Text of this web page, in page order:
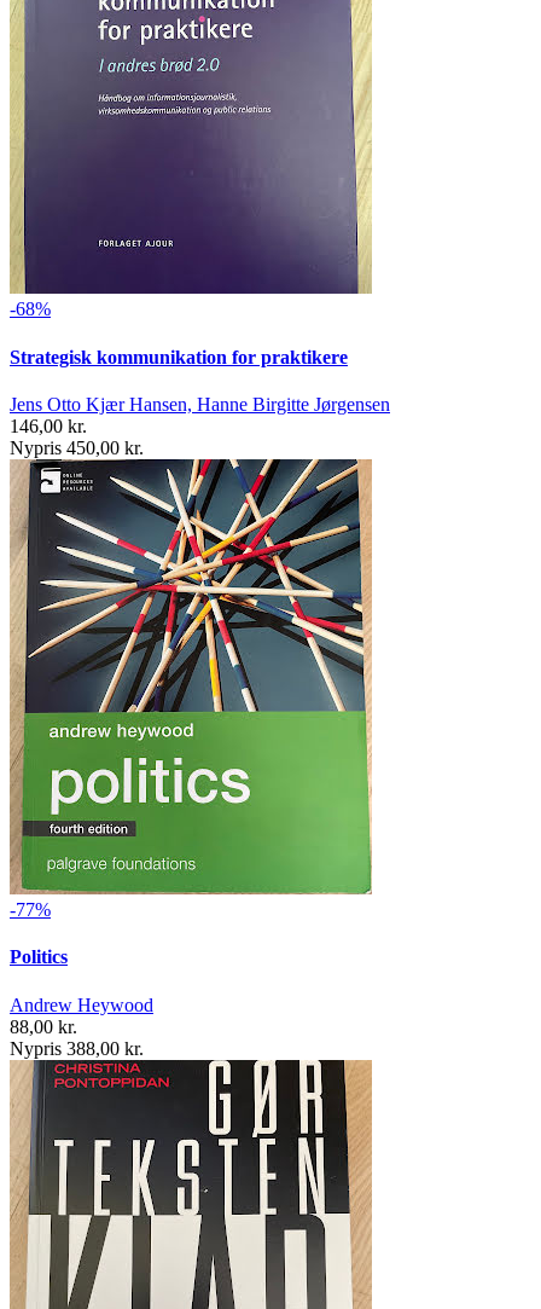
-68%
Strategisk kommunikation for praktikere
Jens Otto Kjær Hansen, Hanne Birgitte Jørgensen
146,00 kr.
Nypris 450,00 kr.
-77%
Politics
Andrew Heywood
88,00 kr.
Nypris 388,00 kr.